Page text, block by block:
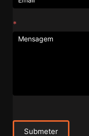
*
Submeter